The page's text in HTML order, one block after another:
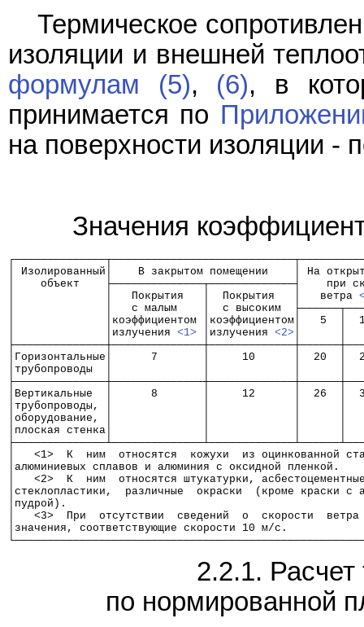
Термическое
изоляции и внешней
формулам (5), (6), в
принимается по
на поверхности изоляции -
Значения
│ Изолированный│    В закрытом помещении    │ На
│    объект    ├──────────────┬─────────────┤    при
│              │   Покрытия   │  Покрытия   │   ветра
│              │   с малым    │  с высоким
│              │коэффициентом │коэффициентом│   5  │
│              │излучения <1> │излучения <2>
│Горизонтальные│      7       │     10      │  20  │
│трубопроводы  │              │             │      │
│Вертикальные  │      8       │     12      │  26  │
│трубопроводы, │              │             │      │
│оборудование, │              │             │      │
│плоская стенка│              │             │      │
│   <1>  К  ним  относятся  кожухи  из оцинкованной
│алюминиевых сплавов и алюминия с оксидной
│   <2>  К  ним  относятся штукатурки,
│стеклопластики,  различные  окраски  (кроме краски с
│пудрой).
│   <3>  При  отсутствии  сведений  о  скорости  ветра
│значения, соответствующие скорости 10 м/с.
2.2.1.
по нормированной